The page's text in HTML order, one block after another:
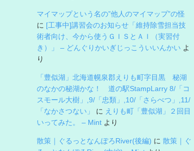
マイマップという名の”他人のマイマップ”の怪
に [工事中]講習会のお知らせ「維持除雪担当技
術者向け、今から使うＧＩＳとＡＩ（実習付
き）」 – どんぐりかいぎじっこういいんかい よ
り
「豊似湖」北海道幌泉郡えりも町字目黒 秘湖
のなかの秘湖かな！ 道の駅StampLarry 8/「コ
スモール大樹」,9/「忠類」,10/「さらべつ」,11/
「なかさつない」
に えりも町「豊似湖」２回目
いってみた。 – Mint より
散策｜ぐるっとなんぽろRiver(後編) に 散策｜ぐ